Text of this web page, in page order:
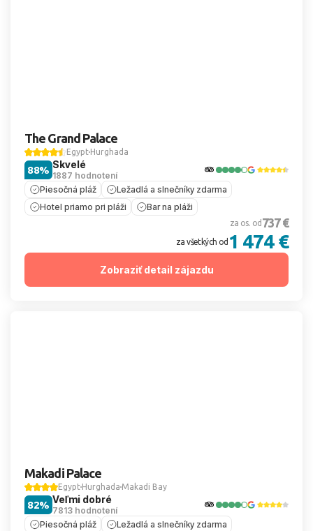
The Grand Palace
Egypt Hurghada
Skvelé
1887 hodnotení
88%
Piesočná pláž
Ležadlá a slnečníky zdarma
Hotel priamo pri pláži
Bar na pláži
za os. od 737 €
za všetkých od 1 474 €
Zobraziť detail zájazdu
Makadi Palace
Egypt Hurghada Makadi Bay
Veľmi dobré
7813 hodnotení
82%
Piesočná pláž
Ležadlá a slnečníky zdarma